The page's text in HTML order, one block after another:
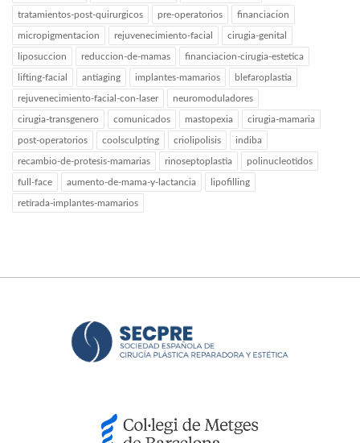
tratamientos-post-quirurgicos pre-operatorios financiacion
micropigmentacion rejuvenecimiento-facial cirugia-genital
liposuccion reduccion-de-mamas financiacion-cirugia-estetica
lifting-facial antiaging implantes-mamarios blefaroplastia
rejuvenecimiento-facial-con-laser neuromoduladores
cirugia-transgenero comunicados mastopexia cirugia-mamaria
post-operatorios coolsculpting criolipolisis indiba
recambio-de-protesis-mamarias rinoseptoplastia polinucleotidos
full-face aumento-de-mama-y-lactancia lipofilling
retirada-implantes-mamarios